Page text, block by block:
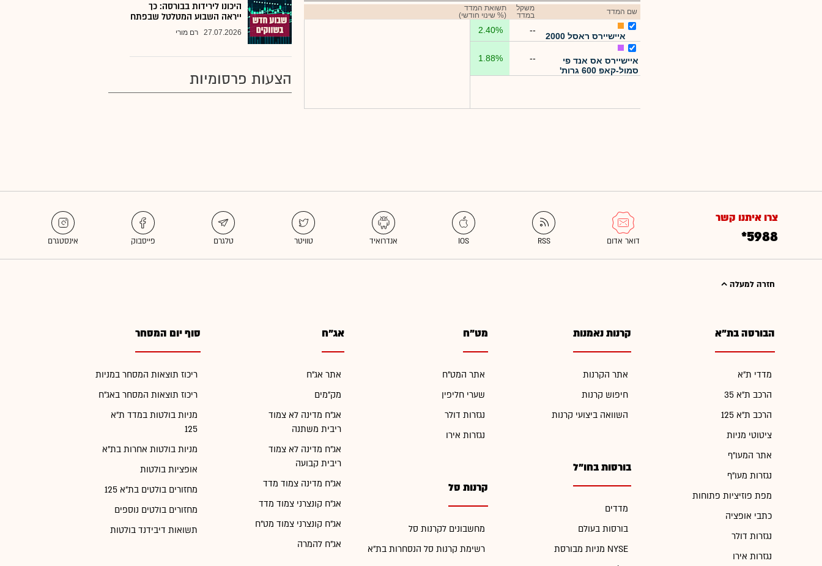
שם המדד
משקל
במדד
תשואת המדד
(% שינוי חודשי)
איישיירס ראסל 2000
--
2.40%
איישיירס אס אנד פי
סמול-קאפ 600 גרות'
--
1.88%
היכונו לירידות בבורסה: כך
ייראה השבוע המטלטל שבפתח
27.07.2026 רם מורי
הצעות פרסומיות
צרו איתנו קשר
*5988
חזרה למעלה
הבורסה בת"א
מדדי ת"א
הרכב ת"א 35
הרכב ת"א 125
ציטוטי מניות
אתר המעו"ף
נגזרות מעו"ף
מפת פוזיציות פתוחות
כתבי אופציה
נגזרות דולר
נגזרות אירו
קרנות נאמנות
אתר הקרנות
חיפוש קרנות
השוואה ביצועי קרנות
בורסות בחו"ל
מדדים
בורסות בעולם
מניות מבורסת NYSE
מט"ח
אתר המט"ח
שערי חליפין
נגזרות דולר
נגזרות אירו
קרנות סל
מחשבונים לקרנות סל
רשימת קרנות סל הנסחרות בת"א
אג"ח
אתר אג"ח
מק"מים
אג"ח מדינה לא צמוד
ריבית משתנה
אג"ח מדינה לא צמוד
ריבית קבועה
אג"ח מדינה צמוד מדד
אג"ח קונצרני צמוד מדד
אג"ח קונצרני צמוד מט"ח
אג"ח להמרה
סוף יום המסחר
ריכוז תוצאות המסחר במניות
ריכוז תוצאות המסחר באג"ח
מניות בולטות במדד ת"א
125
מניות בולטות אחרות בת"א
אופציות בולטות
מחזורים בולטים בת"א 125
מחזורים בולטים נוספים
תשואות דיבידנד בולטות